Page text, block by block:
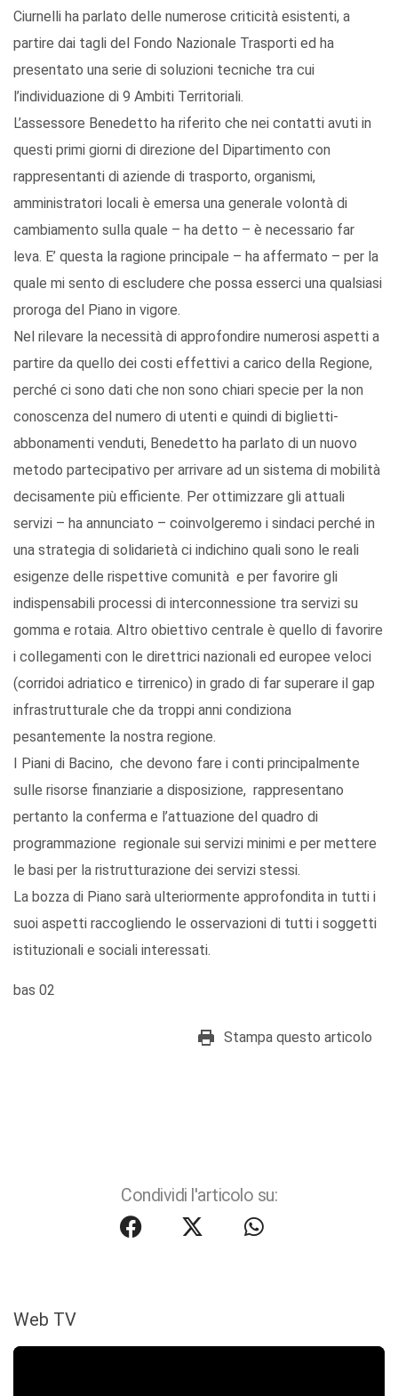
Ciurnelli ha parlato delle numerose criticità esistenti, a
partire dai tagli del Fondo Nazionale Trasporti ed ha
presentato una serie di soluzioni tecniche tra cui
l’individuazione di 9 Ambiti Territoriali.
L’assessore Benedetto ha riferito che nei contatti avuti in
questi primi giorni di direzione del Dipartimento con
rappresentanti di aziende di trasporto, organismi,
amministratori locali è emersa una generale volontà di
cambiamento sulla quale – ha detto – è necessario far
leva. E’ questa la ragione principale – ha affermato – per la
quale mi sento di escludere che possa esserci una qualsiasi
proroga del Piano in vigore.
Nel rilevare la necessità di approfondire numerosi aspetti a
partire da quello dei costi effettivi a carico della Regione,
perché ci sono dati che non sono chiari specie per la non
conoscenza del numero di utenti e quindi di biglietti-
abbonamenti venduti, Benedetto ha parlato di un nuovo
metodo partecipativo per arrivare ad un sistema di mobilità
decisamente più efficiente. Per ottimizzare gli attuali
servizi – ha annunciato – coinvolgeremo i sindaci perché in
una strategia di solidarietà ci indichino quali sono le reali
esigenze delle rispettive comunità e per favorire gli
indispensabili processi di interconnessione tra servizi su
gomma e rotaia. Altro obiettivo centrale è quello di favorire
i collegamenti con le direttrici nazionali ed europee veloci
(corridoi adriatico e tirrenico) in grado di far superare il gap
infrastrutturale che da troppi anni condiziona
pesantemente la nostra regione.
I Piani di Bacino, che devono fare i conti principalmente
sulle risorse finanziarie a disposizione, rappresentano
pertanto la conferma e l’attuazione del quadro di
programmazione regionale sui servizi minimi e per mettere
le basi per la ristrutturazione dei servizi stessi.
La bozza di Piano sarà ulteriormente approfondita in tutti i
suoi aspetti raccogliendo le osservazioni di tutti i soggetti
istituzionali e sociali interessati.
bas 02
Stampa questo articolo
Condividi l'articolo su:
Web TV